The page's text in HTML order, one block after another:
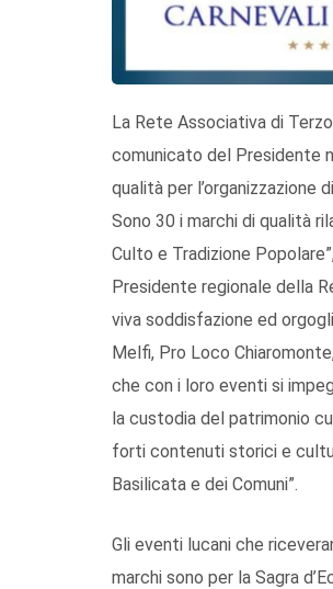
La Rete Associativa di
comunicato del Presidente
qualità per l’organizzazione
Sono 30 i marchi di qualità
Culto e Tradizione
Presidente regionale della
viva soddisfazione ed
Melfi, Pro Loco
che con i loro eventi si
la custodia del patrimonio
forti contenuti storici e
Basilicata e dei Comuni”.
Gli eventi lucani che
marchi sono per la Sagra